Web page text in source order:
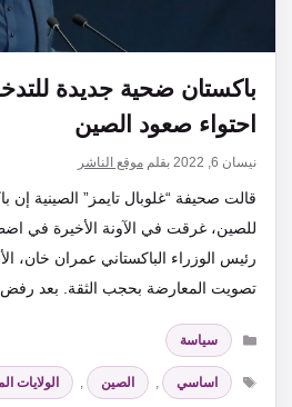
باكستان ضحية جديدة
احتواء صعود الصين
نيسان 6, 2022 بقلم موقع الناشر
قالت صحيفة “غلوبال تايمز” الصينية إن
للصين، غرقت في الآونة الأخيرة في
رئيس الوزراء الباكستاني عمران خان،
تصويت المعارضة بحجب الثقة. بعد
التصنيفات
سياسة
الوسوم
اساسي , الصين , الولايات